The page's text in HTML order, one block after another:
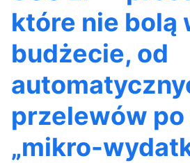
które nie bolą
budżecie, od
przelewów
„mikro-